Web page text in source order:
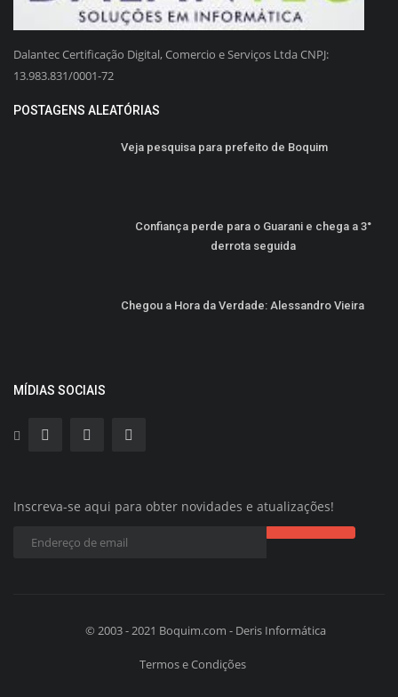
Dalantec Certificação Digital, Comercio e Serviços Ltda CNPJ:
13.983.831/0001-72
POSTAGENS ALEATÓRIAS
Veja pesquisa para prefeito de Boquim
Confiança perde para o Guarani e chega a 3°
derrota seguida
Chegou a Hora da Verdade: Alessandro Vieira
MÍDIAS SOCIAIS
Inscreva-se aqui para obter novidades e atualizações!
© 2003 - 2021 Boquim.com - Deris Informática
Termos e Condições